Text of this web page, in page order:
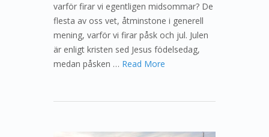
varför firar vi egentligen midsommar? De
flesta av oss vet, åtminstone i generell
mening, varför vi firar påsk och jul. Julen
är enligt kristen sed Jesus födelsedag,
medan påsken … Read More